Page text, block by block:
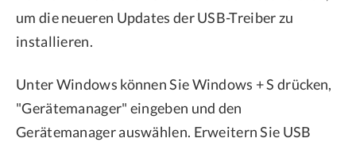
um die neueren Updates der USB-Treiber zu
installieren.
Unter Windows können Sie Windows + S drücken,
"Gerätemanager" eingeben und den
Gerätemanager auswählen. Erweitern Sie USB